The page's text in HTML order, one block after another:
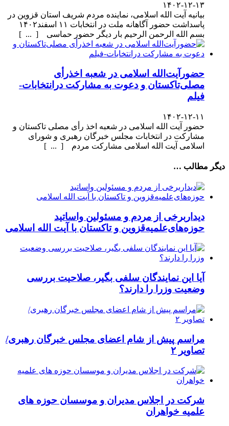
۱۴۰۲-۱۲-۱۳
بیانیه آیت الله اسلامی، نماینده مردم شریف استان قزوین در
پاسداشت حضور آگاهانه ملت در انتخابات ۱۱ اسفند۱۴۰۲
بسم الله الرحمن الرحیم بار دیگر حضور حماسی [ ... ]
حضورآیت‌الله اسلامی در شعبه اخذرأی
مصلی‌تاکستان و دعوت به مشارکت درانتخابات-
فیلم
۱۴۰۲-۱۲-۱۱
حضور آیت الله اسلامی در شعبه اخذ رأی مصلی تاکستان و
مشارکت در انتخابات مجلس خبرگان رهبری و شورای
اسلامی آیت الله اسلامی مشارکت مردم [ ... ]
دیگر مطالب …
دیداربرخی از مردم و مسئولین واساتید
حوزه‌های‌علمیه‌قزوین و تاکستان با آیت الله اسلامی
آیا این نمایندگان سلفی بگیر، صلاحیت بررسی
وضعیت وزرا را دارند؟
مراسم پیش از شام اعضای مجلس خبرگان رهبری/
تصاویر ۲
شرکت در اجلاس مدیران و موسسان حوزه های
علمیه خواهران